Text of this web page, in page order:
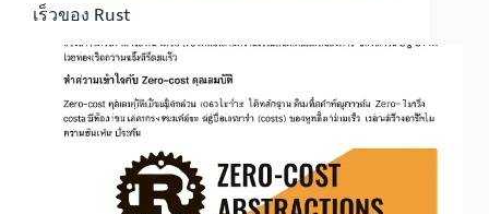
เร็วของ Rust